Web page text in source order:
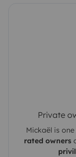
Private
Mickaël is
rated owners